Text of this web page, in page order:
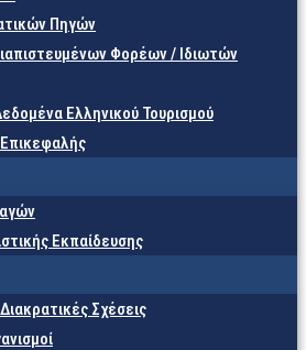
Πηγών
Φορέων / Ιδιωτών
Ελληνικού Τουρισμού
Εκπαίδευσης
Σχέσεις